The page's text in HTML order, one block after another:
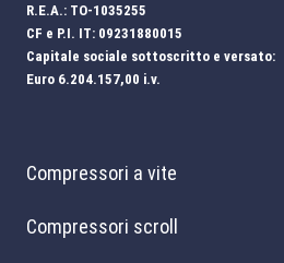
R.E.A.: TO-1035255
CF e P.I. IT: 09231880015
Capitale sociale sottoscritto e versato:
Euro 6.204.157,00 i.v.
Compressori a vite
Compressori scroll